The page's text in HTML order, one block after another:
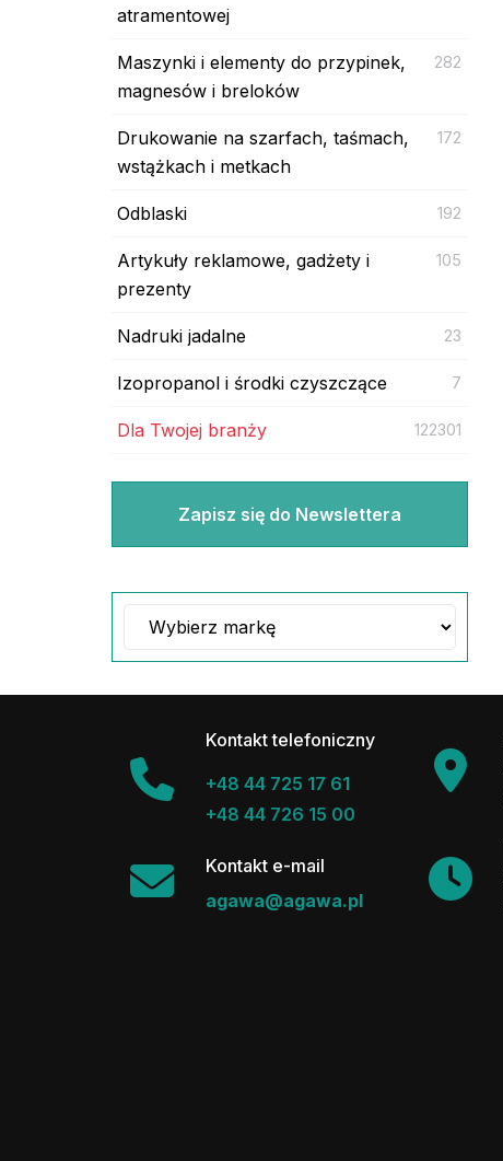
atramentowej
Maszynki i elementy do przypinek,
magnesów i breloków
282
Drukowanie na szarfach, taśmach,
wstążkach i metkach
172
Odblaski 192
Artykuły reklamowe, gadżety i
prezenty
105
Nadruki jadalne 23
Izopropanol i środki czyszczące 7
Dla Twojej branży 122301
Zapisz się do Newslettera
Kontakt telefoniczny
+48 44 725 17 61
+48 44 726 15 00
Kontakt e-mail
agawa@agawa.pl